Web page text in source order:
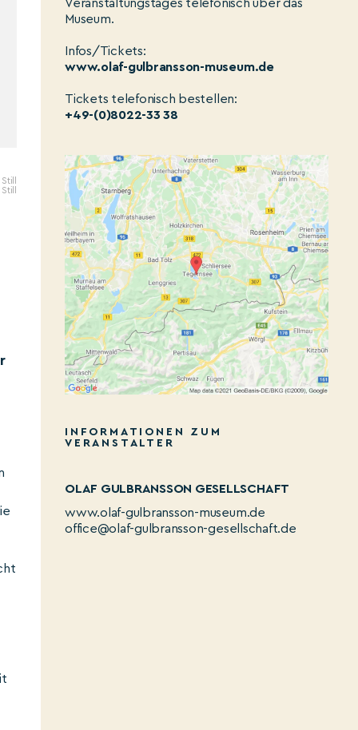
Veranstaltungstages telefonisch über das
Museum.
Infos/Tickets:
www.olaf-gulbransson-museum.de
Tickets telefonisch bestellen:
+49-(0)8022-33 38
INFORMATIONEN ZUM
VERANSTALTER
OLAF GULBRANSSON GESELLSCHAFT
www.olaf-gulbransson-museum.de
office@olaf-gulbransson-gesellschaft.de